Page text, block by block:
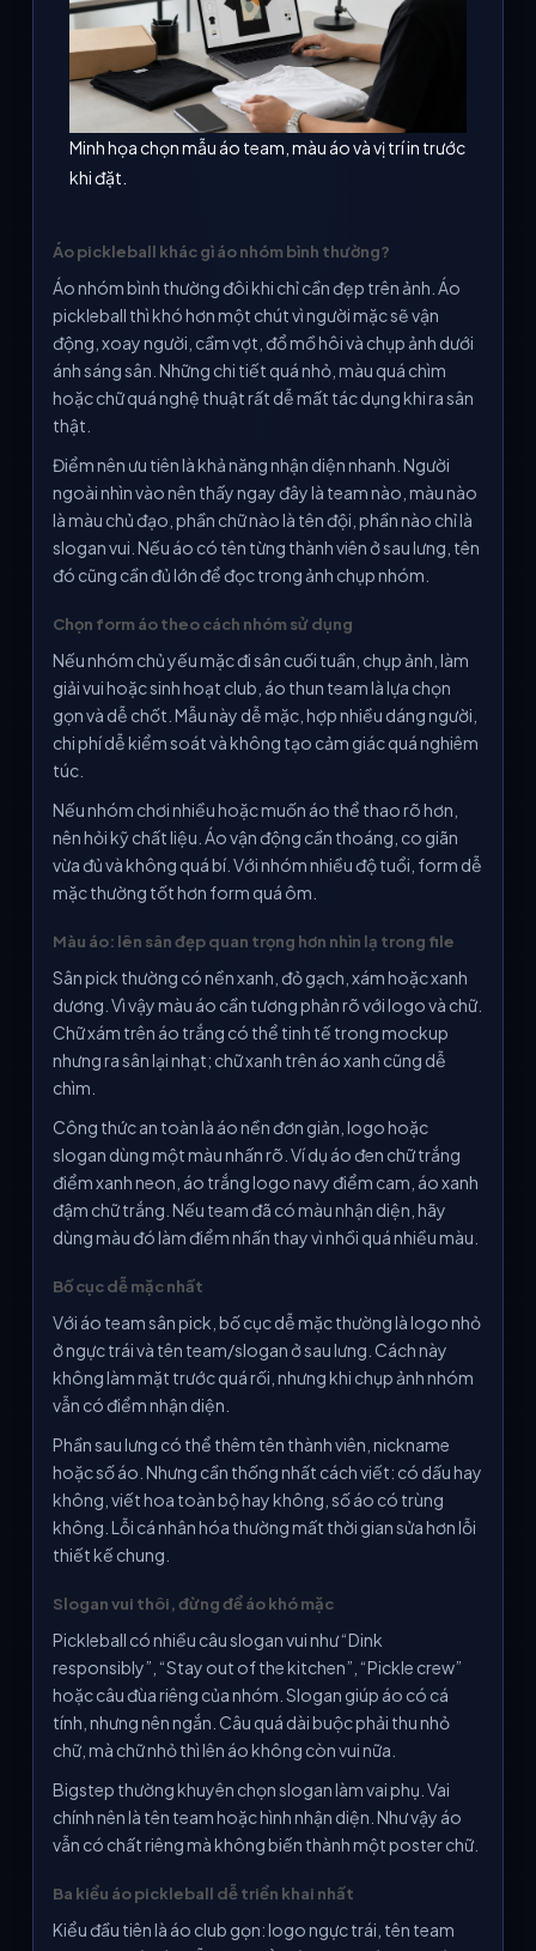
Minh họa chọn mẫu áo team, màu áo và vị trí in trước
khi đặt.
Áo pickleball khác gì áo nhóm bình thường?
Áo nhóm bình thường đôi khi chỉ cần đẹp trên ảnh. Áo
pickleball thì khó hơn một chút vì người mặc sẽ vận
động, xoay người, cầm vợt, đổ mồ hôi và chụp ảnh dưới
ánh sáng sân. Những chi tiết quá nhỏ, màu quá chìm
hoặc chữ quá nghệ thuật rất dễ mất tác dụng khi ra sân
thật.
Điểm nên ưu tiên là khả năng nhận diện nhanh. Người
ngoài nhìn vào nên thấy ngay đây là team nào, màu nào
là màu chủ đạo, phần chữ nào là tên đội, phần nào chỉ là
slogan vui. Nếu áo có tên từng thành viên ở sau lưng, tên
đó cũng cần đủ lớn để đọc trong ảnh chụp nhóm.
Chọn form áo theo cách nhóm sử dụng
Nếu nhóm chủ yếu mặc đi sân cuối tuần, chụp ảnh, làm
giải vui hoặc sinh hoạt club, áo thun team là lựa chọn
gọn và dễ chốt. Mẫu này dễ mặc, hợp nhiều dáng người,
chi phí dễ kiểm soát và không tạo cảm giác quá nghiêm
túc.
Nếu nhóm chơi nhiều hoặc muốn áo thể thao rõ hơn,
nên hỏi kỹ chất liệu. Áo vận động cần thoáng, co giãn
vừa đủ và không quá bí. Với nhóm nhiều độ tuổi, form dễ
mặc thường tốt hơn form quá ôm.
Màu áo: lên sân đẹp quan trọng hơn nhìn lạ trong file
Sân pick thường có nền xanh, đỏ gạch, xám hoặc xanh
dương. Vì vậy màu áo cần tương phản rõ với logo và chữ.
Chữ xám trên áo trắng có thể tinh tế trong mockup
nhưng ra sân lại nhạt; chữ xanh trên áo xanh cũng dễ
chìm.
Công thức an toàn là áo nền đơn giản, logo hoặc
slogan dùng một màu nhấn rõ. Ví dụ áo đen chữ trắng
điểm xanh neon, áo trắng logo navy điểm cam, áo xanh
đậm chữ trắng. Nếu team đã có màu nhận diện, hãy
dùng màu đó làm điểm nhấn thay vì nhồi quá nhiều màu.
Bố cục dễ mặc nhất
Với áo team sân pick, bố cục dễ mặc thường là logo nhỏ
ở ngực trái và tên team/slogan ở sau lưng. Cách này
không làm mặt trước quá rối, nhưng khi chụp ảnh nhóm
vẫn có điểm nhận diện.
Phần sau lưng có thể thêm tên thành viên, nickname
hoặc số áo. Nhưng cần thống nhất cách viết: có dấu hay
không, viết hoa toàn bộ hay không, số áo có trùng
không. Lỗi cá nhân hóa thường mất thời gian sửa hơn lỗi
thiết kế chung.
Slogan vui thôi, đừng để áo khó mặc
Pickleball có nhiều câu slogan vui như “Dink
responsibly”, “Stay out of the kitchen”, “Pickle crew”
hoặc câu đùa riêng của nhóm. Slogan giúp áo có cá
tính, nhưng nên ngắn. Câu quá dài buộc phải thu nhỏ
chữ, mà chữ nhỏ thì lên áo không còn vui nữa.
Bigstep thường khuyên chọn slogan làm vai phụ. Vai
chính nên là tên team hoặc hình nhận diện. Như vậy áo
vẫn có chất riêng mà không biến thành một poster chữ.
Ba kiểu áo pickleball dễ triển khai nhất
Kiểu đầu tiên là áo club gọn: logo ngực trái, tên team